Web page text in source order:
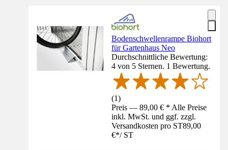
Bodenschwellenrampe Biohort
für Gartenhaus Neo
Durchschnittliche Bewertung:
4 von 5 Sternen. 1 Bewertung.
(1)
Preis — 89,00 € * Alle Preise
inkl. MwSt. und ggf. zzgl.
Versandkosten pro ST89,00
€*/ ST